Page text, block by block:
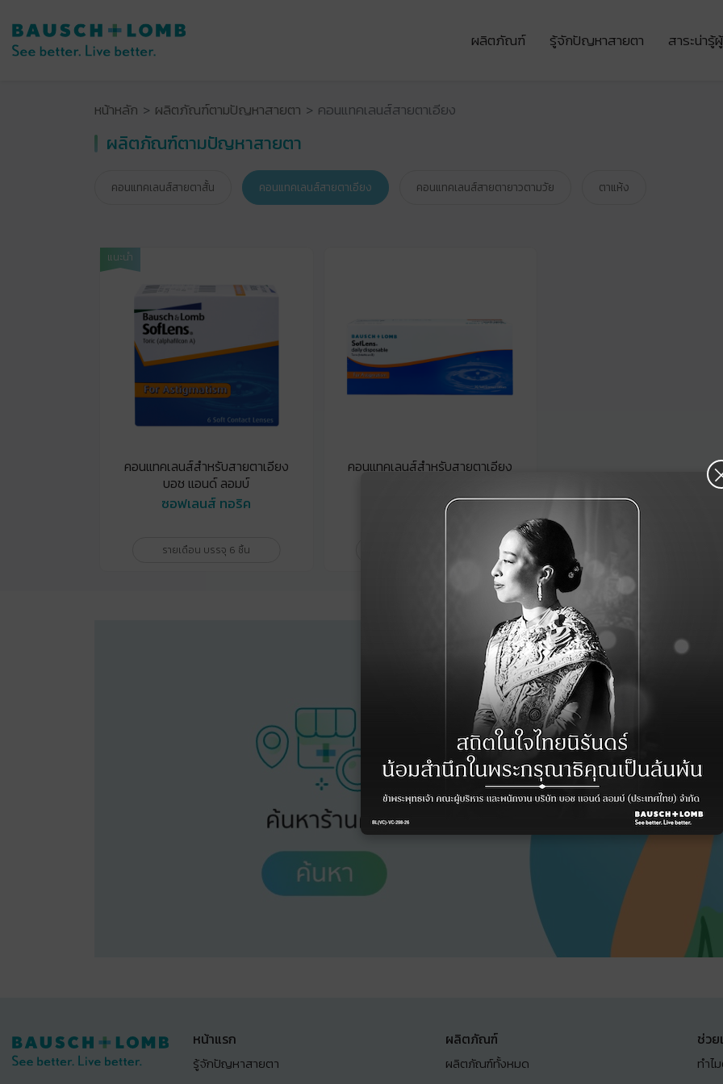
หน้าหลัก ผลิตภัณฑ์ตามปัญหาสายตา คอนแทคเลนส์สายตาเอียง
ผลิตภัณฑ์ตามปัญหาสายตา
คอนแทคเลนส์สายตาสั้น คอนแทคเลนส์สายตาเอียง คอนแทคเลนส์สายตายาวตามวัย ตาแห้ง
แนะนำ
คอนแทคเลนส์สำหรับสายตาเอียง
บอช แอนด์ ลอมบ์
ซอฟเลนส์ ทอริค
รายเดือน บรรจุ 6 ชิ้น
คอนแทคเลนส์สำหรับสายตาเอียง
ซอฟเลนส์ เดลี่
หน้าแรก
รู้จักปัญหาสายตา
ผลิตภัณฑ์
ผลิตภัณฑ์ทั้งหมด
ช่วย
ทำไ
ผลิตภัณฑ์ รู้จักปัญหาสายตา สาระน่ารู้